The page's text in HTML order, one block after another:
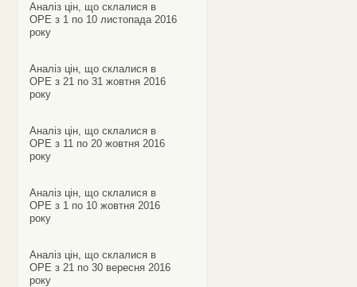
Аналіз цін, що склалися в
ОРЕ з 1 по 10 листопада 2016
року
Аналіз цін, що склалися в
ОРЕ з 21 по 31 жовтня 2016
року
Аналіз цін, що склалися в
ОРЕ з 11 по 20 жовтня 2016
року
Аналіз цін, що склалися в
ОРЕ з 1 по 10 жовтня 2016
року
Аналіз цін, що склалися в
ОРЕ з 21 по 30 вересня 2016
року